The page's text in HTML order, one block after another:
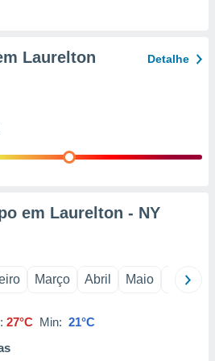
Laurelton
Detalhe
em Laurelton - NY
Março Abril Maio Junho
27°C Min: 21°C